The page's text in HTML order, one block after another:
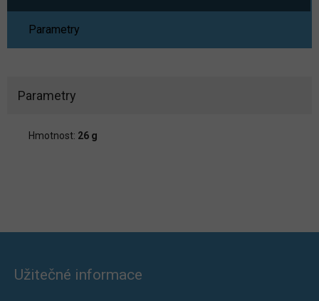
Parametry
Parametry
Hmotnost: 26 g
Užitečné informace